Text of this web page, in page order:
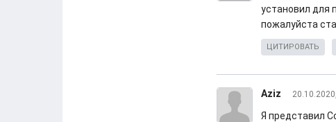
установил для
пожалуйста
ЦИТИРОВАТЬ
Aziz
Я представил